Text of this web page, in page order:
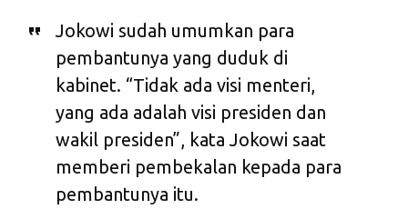
Jokowi sudah umumkan para
pembantunya yang duduk di
kabinet. “Tidak ada visi menteri,
yang ada adalah visi presiden dan
wakil presiden”, kata Jokowi saat
memberi pembekalan kepada para
pembantunya itu.